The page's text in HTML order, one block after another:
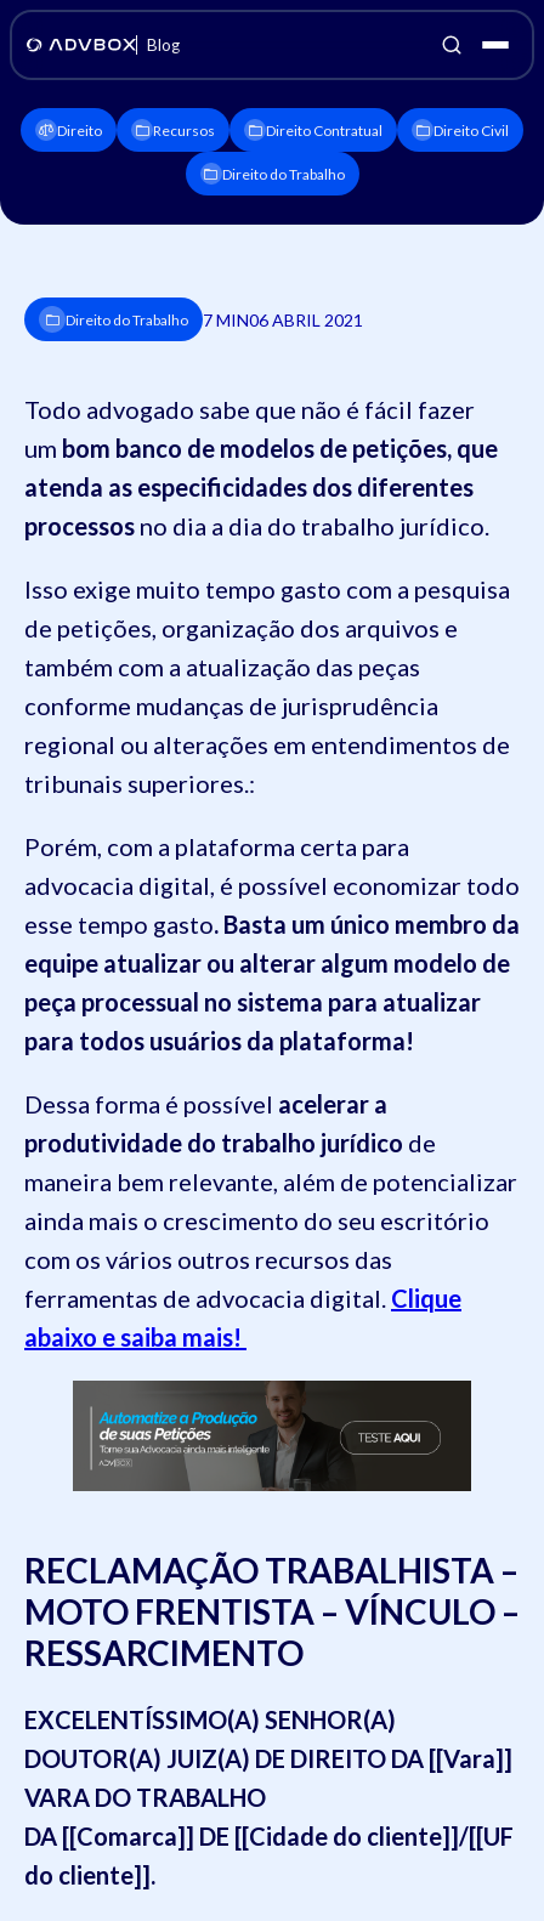
Blog
Direito Recursos Direito Contratual Direito Civil
Direito do Trabalho
Direito do Trabalho 7 MIN06 ABRIL 2021
Todo advogado sabe que não é fácil fazer
um bom banco de modelos de petições, que
atenda as especificidades dos diferentes
processos no dia a dia do trabalho jurídico.
Isso exige muito tempo gasto com a pesquisa
de petições, organização dos arquivos e
também com a atualização das peças
conforme mudanças de jurisprudência
regional ou alterações em entendimentos de
tribunais superiores.:
Porém, com a plataforma certa para
advocacia digital, é possível economizar todo
esse tempo gasto. Basta um único membro da
equipe atualizar ou alterar algum modelo de
peça processual no sistema para atualizar
para todos usuários da plataforma!
Dessa forma é possível acelerar a
produtividade do trabalho jurídico de
maneira bem relevante, além de potencializar
ainda mais o crescimento do seu escritório
com os vários outros recursos das
ferramentas de advocacia digital. Clique
abaixo e saiba mais!
RECLAMAÇÃO TRABALHISTA –
MOTO FRENTISTA – VÍNCULO –
RESSARCIMENTO
EXCELENTÍSSIMO(A) SENHOR(A)
DOUTOR(A) JUIZ(A) DE DIREITO DA [[Vara]]
VARA DO TRABALHO
DA [[Comarca]] DE [[Cidade do cliente]]/[[UF
do cliente]].